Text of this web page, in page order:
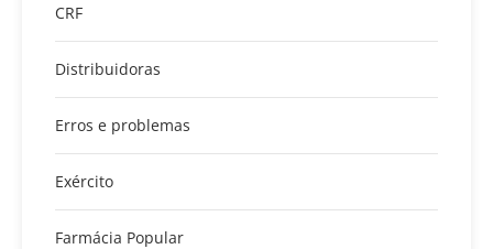
CRF
Distribuidoras
Erros e problemas
Exército
Farmácia Popular